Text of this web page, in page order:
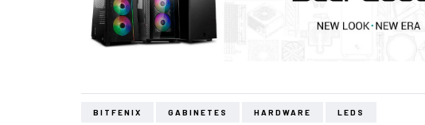
BITFENIX GABINETES HARDWARE LEDS